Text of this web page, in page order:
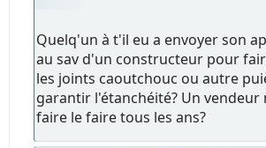
Quelq'un à t'il eu a envoyer son
au sav d'un constructeur pour
les joints caoutchouc ou autre
garantir l'étanchéité? Un vendeur
faire le faire tous les ans?